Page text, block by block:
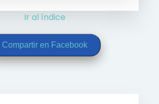
Ir al índice
Compartir en Facebook